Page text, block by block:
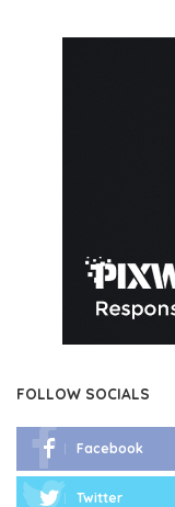
FOLLOW SOCIALS
Facebook
Twitter